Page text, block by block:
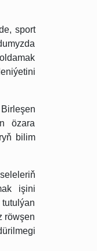
sport
özara
bilim
işini
röwşen